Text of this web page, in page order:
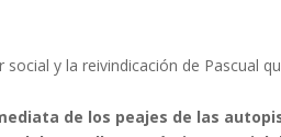
de los peajes de las